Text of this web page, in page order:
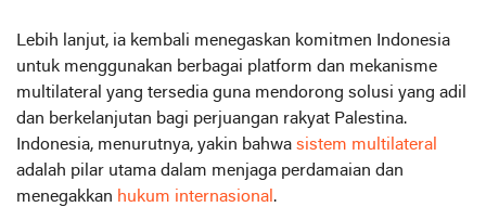
Lebih lanjut, ia kembali menegaskan komitmen Indonesia
untuk menggunakan berbagai platform dan mekanisme
multilateral yang tersedia guna mendorong solusi yang adil
dan berkelanjutan bagi perjuangan rakyat Palestina.
Indonesia, menurutnya, yakin bahwa sistem multilateral
adalah pilar utama dalam menjaga perdamaian dan
menegakkan hukum internasional .